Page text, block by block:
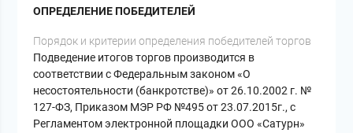
ОПРЕДЕЛЕНИЕ ПОБЕДИТЕЛЕЙ
Порядок и критерии определения победителей торгов
Подведение итогов торгов производится в
соответствии с Федеральным законом «О
несостоятельности (банкротстве)» от 26.10.2002 г. №
127-ФЗ, Приказом МЭР РФ №495 от 23.07.2015г., с
Регламентом электронной площадки ООО «Сатурн»